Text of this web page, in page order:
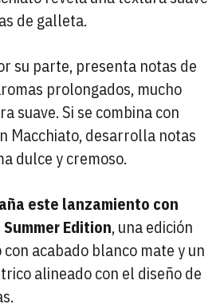
de galleta.
su parte, presenta notas de
prolongados, mucho
suave. Si se combina con
Macchiato, desarrolla notas
dulce y cremoso.
este lanzamiento con
Edition, una edición
acabado blanco mate y un
alineado con el diseño de